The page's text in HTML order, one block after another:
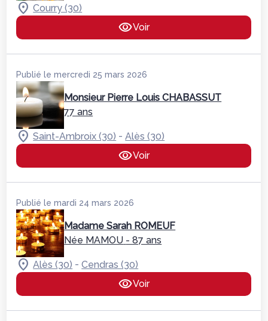
Courry (30)
Voir
Publié le mercredi 25 mars 2026
Monsieur Pierre Louis CHABASSUT
77 ans
Saint-Ambroix (30) -Alès (30)
Voir
Publié le mardi 24 mars 2026
Madame Sarah ROMEUF
Née MAMOU - 87 ans
Alès (30) -Cendras (30)
Voir